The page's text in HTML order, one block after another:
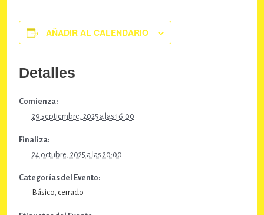
AÑADIR AL CALENDARIO
Detalles
Comienza:
29 septiembre, 2025 a las 16:00
Finaliza:
24 octubre, 2025 a las 20:00
Categorías del Evento:
Básico, cerrado